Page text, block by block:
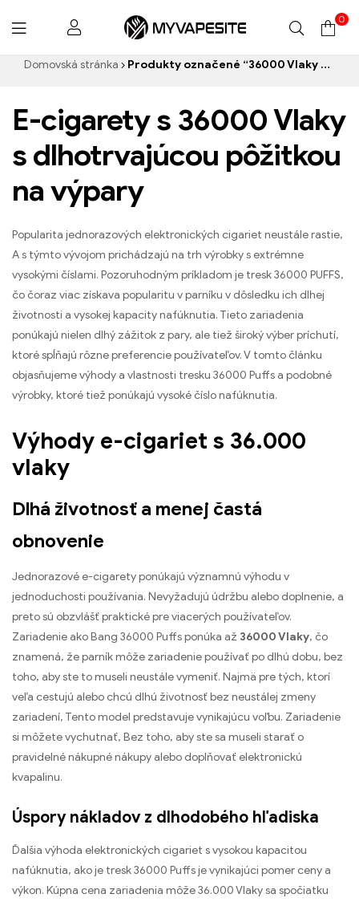
Myvapesite.de
0
Domovská stránka Produkty označené “36000 Vlaky e-cigareta”
E-cigarety s 36000 Vlaky
s dlhotrvajúcou pôžitkou
na výpary
Popularita jednorazových elektronických cigariet neustále rastie,
A s týmto vývojom prichádzajú na trh výrobky s extrémne
vysokými číslami. Pozoruhodným príkladom je tresk 36000 PUFFS,
čo čoraz viac získava popularitu v parníku v dôsledku ich dlhej
životnosti a vysokej kapacity nafúknutia. Tieto zariadenia
ponúkajú nielen dlhý zážitok z pary, ale tiež široký výber príchutí,
ktoré spĺňajú rôzne preferencie používateľov. V tomto článku
objasňujeme výhody a vlastnosti tresku 36000 Puffs a podobné
výrobky, ktoré tiež ponúkajú vysoké číslo nafúknutia.
Výhody e-cigariet s 36.000
vlaky
Dlhá životnosť a menej častá
obnovenie
Jednorazové e-cigarety ponúkajú významnú výhodu v
jednoduchosti používania. Nevyžadujú údržbu alebo doplnenie, a
preto sú obzvlášť praktické pre viacerých používateľov.
Zariadenie ako Bang 36000 Puffs ponúka až 36000 Vlaky, čo
znamená, že parník môže zariadenie používať po dlhú dobu, bez
toho, aby ste to museli neustále vymeniť. Najmä pre tých, ktorí
veľa cestujú alebo chcú dlhú životnosť bez neustálej zmeny
zariadení, Tento model predstavuje vynikajúcu voľbu. Zariadenie
si môžete vychutnať, Bez toho, aby ste sa museli starať o
pravidelné nákupné nákupy alebo doplňovať elektronickú
kvapalinu.
Úspory nákladov z dlhodobého hľadiska
Ďalšia výhoda elektronických cigariet s vysokou kapacitou
nafúknutia, ako je tresk 36000 Puffs je vynikajúci pomer ceny a
výkon. Kúpna cena zariadenia môže 36.000 Vlaky sa spočiatku